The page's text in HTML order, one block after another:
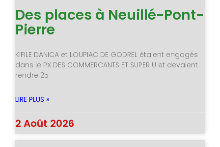
Des places à Neuillé-Pont-
Pierre
KIFILE DANICA et LOUPIAC DE GODREL étaient engagés
dans le PX DES COMMERCANTS ET SUPER U et devaient
rendre 25
LIRE PLUS »
2 Août 2026